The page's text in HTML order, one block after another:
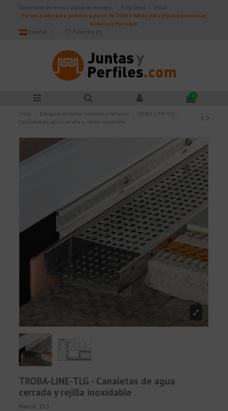
Condiciones de envío y plazos de entrega Aviso legal
Inicio
Portes gratis para pedidos a partir de 100€ | Válido para España peninsular,
Andorra y Portugal.
Español
Favoritos (0)
0
Inicio Desagües de baños, balcones y terrazas
TROBA-LINE-TLG -
Canaletas de agua cerrada y rejilla inoxidable
TROBA-LINE-TLG - Canaletas de agua
cerrada y rejilla inoxidable
Marca: 153